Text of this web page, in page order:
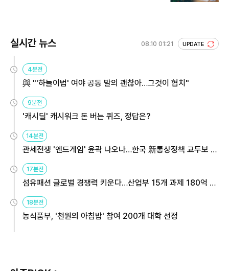
실시간 뉴스 08.10 01:21 UPDATE
4분전
與 "'하늘이법' 여야 공동 발의 괜찮아…그것이 협치"
9분전
'캐시딜' 캐시워크 돈 버는 퀴즈, 정답은?
14분전
관세전쟁 '엔드게임' 윤곽 나오나…한국 新통상정책 교두보 활
용해야
17분전
섬유패션 글로벌 경쟁력 키운다…산업부 15개 과제 180억 지
원
18분전
농식품부, '천원의 아침밥' 참여 200개 대학 선정